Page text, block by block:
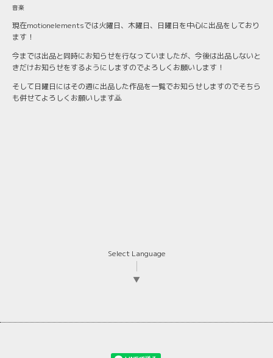
音楽
現在motionelementsでは火曜日、木曜日、日曜日を中心に出品をしており
ます！
今までは出品と同時にお知らせを行なっていましたが、今後は出品しないと
きだけお知らせをするようにしますのでよろしくお願いします！
そして日曜日にはその週に出品した作品を一覧でお知らせしますのでそちら
も併せてよろしくお願いします🙇
Select Language
▼